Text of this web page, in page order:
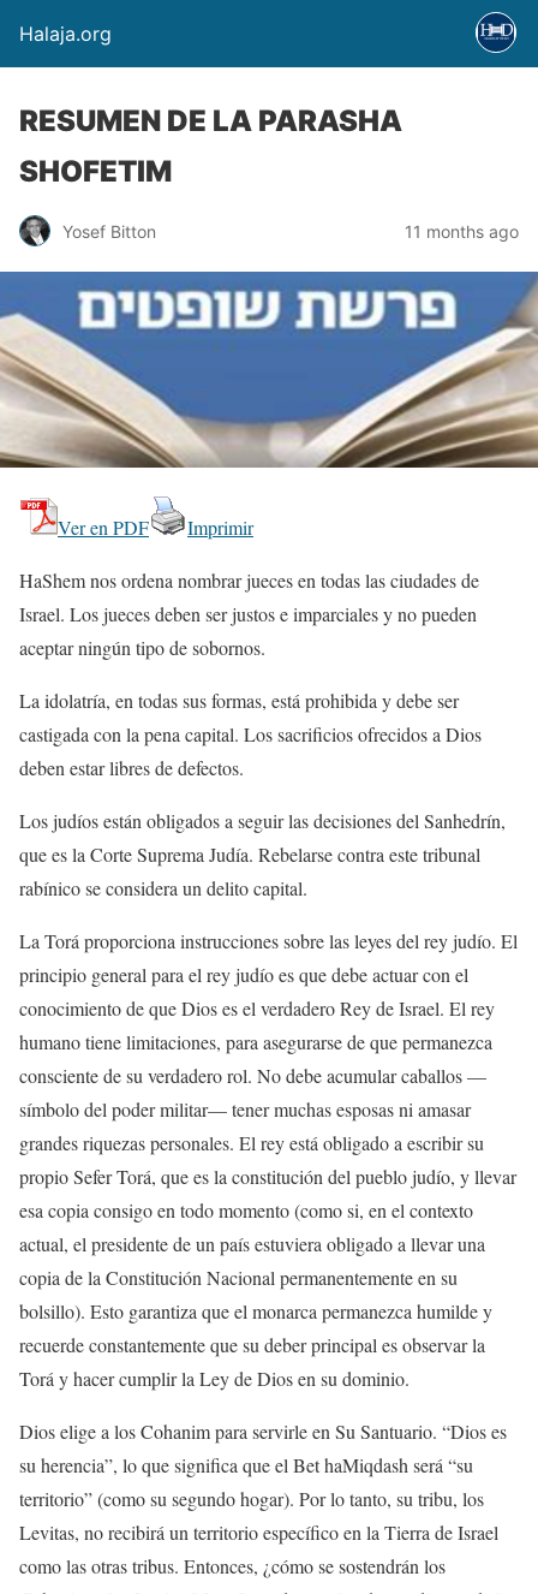
Halaja.org
RESUMEN DE LA PARASHA
SHOFETIM
Yosef Bitton 11 months ago
Ver en PDF Imprimir
HaShem nos ordena nombrar jueces en todas las ciudades de
Israel. Los jueces deben ser justos e imparciales y no pueden
aceptar ningún tipo de sobornos.
La idolatría, en todas sus formas, está prohibida y debe ser
castigada con la pena capital. Los sacrificios ofrecidos a Dios
deben estar libres de defectos.
Los judíos están obligados a seguir las decisiones del Sanhedrín,
que es la Corte Suprema Judía. Rebelarse contra este tribunal
rabínico se considera un delito capital.
La Torá proporciona instrucciones sobre las leyes del rey judío. El
principio general para el rey judío es que debe actuar con el
conocimiento de que Dios es el verdadero Rey de Israel. El rey
humano tiene limitaciones, para asegurarse de que permanezca
consciente de su verdadero rol. No debe acumular caballos —
símbolo del poder militar— tener muchas esposas ni amasar
grandes riquezas personales. El rey está obligado a escribir su
propio Sefer Torá, que es la constitución del pueblo judío, y llevar
esa copia consigo en todo momento (como si, en el contexto
actual, el presidente de un país estuviera obligado a llevar una
copia de la Constitución Nacional permanentemente en su
bolsillo). Esto garantiza que el monarca permanezca humilde y
recuerde constantemente que su deber principal es observar la
Torá y hacer cumplir la Ley de Dios en su dominio.
Dios elige a los Cohanim para servirle en Su Santuario. “Dios es
su herencia”, lo que significa que el Bet haMiqdash será “su
territorio” (como su segundo hogar). Por lo tanto, su tribu, los
Levitas, no recibirá un territorio específico en la Tierra de Israel
como las otras tribus. Entonces, ¿cómo se sostendrán los